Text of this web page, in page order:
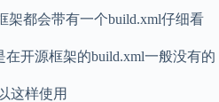
架都会带有一个build.xml仔细看
开源框架的build.xml一般没有的
这样使用